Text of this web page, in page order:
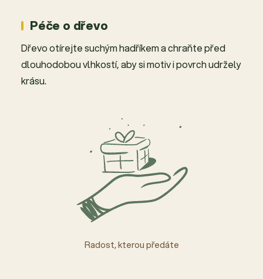
Péče o dřevo
Dřevo otírejte suchým hadříkem a chraňte před
dlouhodobou vlhkostí, aby si motiv i povrch udržely
krásu.
Radost, kterou předáte